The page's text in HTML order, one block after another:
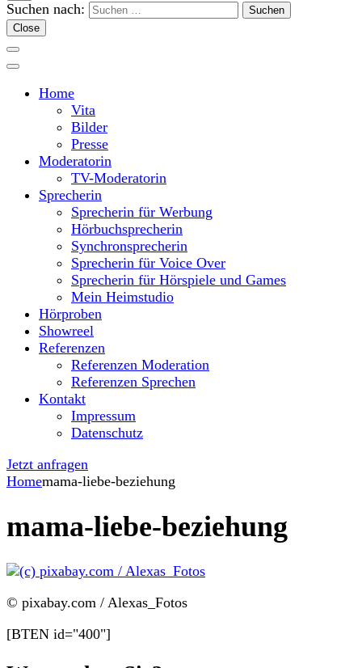
Suchen nach:
Close
Home
Vita
Bilder
Presse
Moderatorin
TV-Moderatorin
Sprecherin
Sprecherin für Werbung
Hörbuchsprecherin
Synchronsprecherin
Sprecherin für Voice Over
Sprecherin für Hörspiele und Games
Mein Heimstudio
Hörproben
Showreel
Referenzen
Referenzen Moderation
Referenzen Sprechen
Kontakt
Impressum
Datenschutz
Jetzt anfragen
Homemama-liebe-beziehung
mama-liebe-beziehung
© pixabay.com / Alexas_Fotos
[BTEN id="400"]